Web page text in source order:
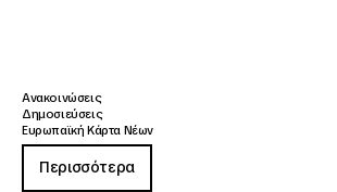
Ανακοινώσεις
Δημοσιεύσεις
Ευρωπαϊκή Κάρτα Νέων
Περισσότερα